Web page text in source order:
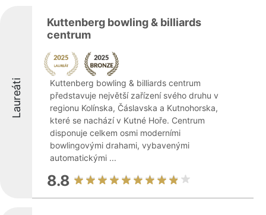
Laureáti
Kuttenberg bowling & billiards
centrum
Kuttenberg bowling & billiards centrum
představuje největší zařízení svého druhu v
regionu Kolínska, Čáslavska a Kutnohorska,
které se nachází v Kutné Hoře. Centrum
disponuje celkem osmi moderními
bowlingovými drahami, vybavenými
automatickými ...
8.8